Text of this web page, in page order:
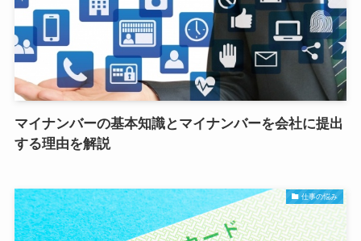
マイナンバーの基本知識とマイナンバーを会社に提出
する理由を解説
仕事の悩み